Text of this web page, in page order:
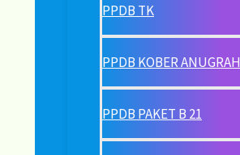
PPDB TK
PPDB KOBER ANUGRAH
PPDB PAKET B 21